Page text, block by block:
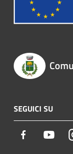
SEGUICI SU
Facebook